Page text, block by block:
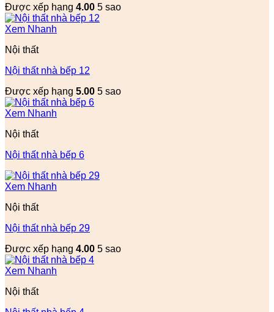
Được xếp hạng 4.00 5 sao
Xem Nhanh
Nội thất
Nội thất nhà bếp 12
Được xếp hạng 5.00 5 sao
Xem Nhanh
Nội thất
Nội thất nhà bếp 6
Xem Nhanh
Nội thất
Nội thất nhà bếp 29
Được xếp hạng 4.00 5 sao
Xem Nhanh
Nội thất